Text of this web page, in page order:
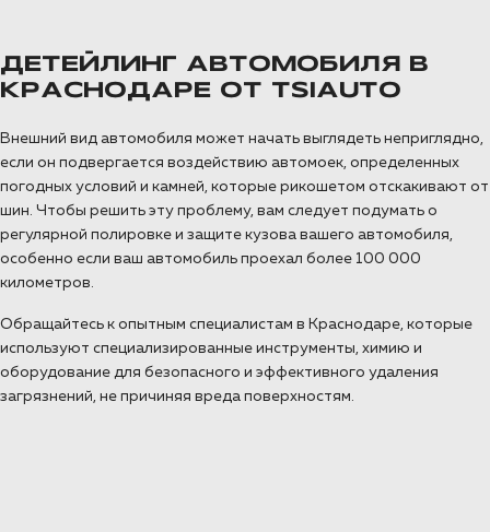
ДЕТЕЙЛИНГ АВТОМОБИЛЯ В
КРАСНОДАРЕ ОТ TSIAUTO
Внешний вид автомобиля может начать выглядеть неприглядно,
если он подвергается воздействию автомоек, определенных
погодных условий и камней, которые рикошетом отскакивают от
шин. Чтобы решить эту проблему, вам следует подумать о
регулярной полировке и защите кузова вашего автомобиля,
особенно если ваш автомобиль проехал более 100 000
километров.
Обращайтесь к опытным специалистам в Краснодаре, которые
используют специализированные инструменты, химию и
оборудование для безопасного и эффективного удаления
загрязнений, не причиняя вреда поверхностям.